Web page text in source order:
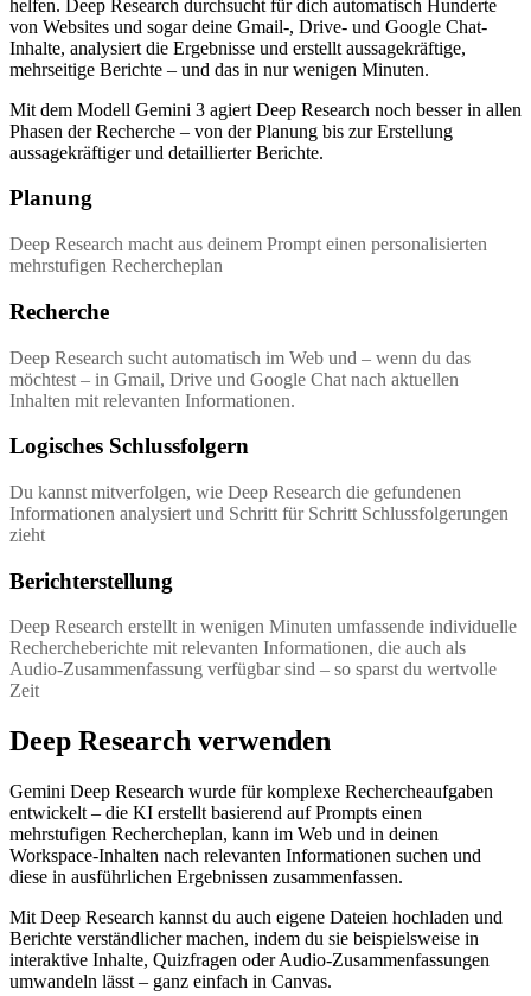
helfen. Deep Research durchsucht für dich automatisch Hunderte
von Websites und sogar deine Gmail-, Drive- und Google Chat-
Inhalte, analysiert die Ergebnisse und erstellt aussagekräftige,
mehrseitige Berichte – und das in nur wenigen Minuten.
Mit dem Modell Gemini 3 agiert Deep Research noch besser in allen
Phasen der Recherche – von der Planung bis zur Erstellung
aussagekräftiger und detaillierter Berichte.
Planung
Deep Research macht aus deinem Prompt einen personalisierten
mehrstufigen Rechercheplan
Recherche
Deep Research sucht automatisch im Web und – wenn du das
möchtest – in Gmail, Drive und Google Chat nach aktuellen
Inhalten mit relevanten Informationen.
Logisches Schlussfolgern
Du kannst mitverfolgen, wie Deep Research die gefundenen
Informationen analysiert und Schritt für Schritt Schlussfolgerungen
zieht
Berichterstellung
Deep Research erstellt in wenigen Minuten umfassende individuelle
Rechercheberichte mit relevanten Informationen, die auch als
Audio-Zusammenfassung verfügbar sind – so sparst du wertvolle
Zeit
Deep Research verwenden
Gemini Deep Research wurde für komplexe Rechercheaufgaben
entwickelt – die KI erstellt basierend auf Prompts einen
mehrstufigen Rechercheplan, kann im Web und in deinen
Workspace-Inhalten nach relevanten Informationen suchen und
diese in ausführlichen Ergebnissen zusammenfassen.
Mit Deep Research kannst du auch eigene Dateien hochladen und
Berichte verständlicher machen, indem du sie beispielsweise in
interaktive Inhalte, Quizfragen oder Audio-Zusammenfassungen
umwandeln lässt – ganz einfach in Canvas.